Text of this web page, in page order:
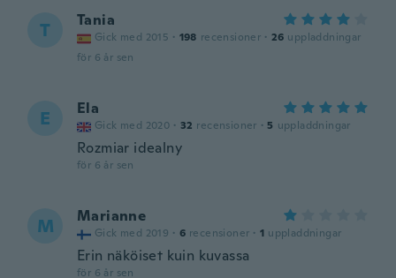
T Tania
Gick med 2015 · 198 recensioner · 26 uppladdningar
för 6 år sen
E Ela
Gick med 2020 · 32 recensioner · 5 uppladdningar
Rozmiar idealny
för 6 år sen
M Marianne
Gick med 2019 · 6 recensioner · 1 uppladdningar
Erin näköiset kuin kuvassa
för 6 år sen